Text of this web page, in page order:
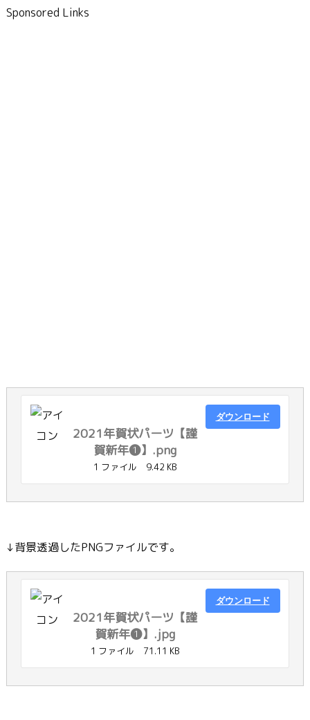
Sponsored Links
2021年賀状パーツ【謹
賀新年❶】.png
1 ファイル 9.42 KB
ダウンロード
↓背景透過したPNGファイルです。
2021年賀状パーツ【謹
賀新年❶】.jpg
1 ファイル 71.11 KB
ダウンロード